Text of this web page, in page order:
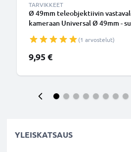
TARVIKKEET
Ø 49mm teleobjektiivin
kameraan Universal Ø 49mm -
CELLONIC
(1 arvostelut)
9,95 €
YLEISKATSAUS